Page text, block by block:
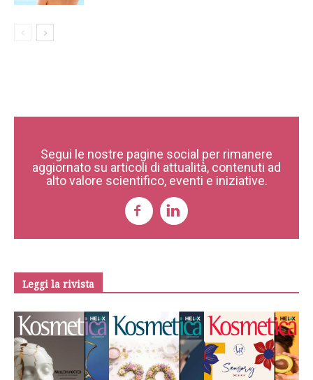
Segui le nostre pagine social per rimanere
aggiornato su articoli di attualità, contenuti ad
alto valore scientifico, eventi e iniziative.
Leggi la rivista